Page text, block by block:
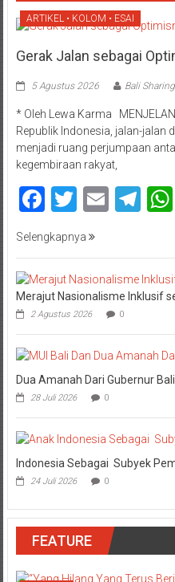
ARTIKEL • KOLOM • ESAI
Gerak Jalan sebagai
5 Agustus 2026 Bali Sharing
* Oleh Lewa Karma
Republik Indonesia, jalan-jalan
menjadi ruang perjumpaan
kegembiraan rakyat,
Facebook
Twitter
Email
Selengkapnya
Merajut Nasionalisme Inklusif
2 Agustus 2026 0
Dua Amanah Dari Gubernur Bali
28 Juli 2026 0
Indonesia Sebagai Subyek
24 Juli 2026 0
FEATURE